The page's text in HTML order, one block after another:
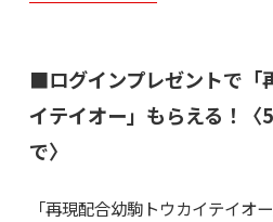
■ログインプレゼントで「
イテイオー」もらえる！
で〉
「再現配合幼駒トウカイテイオ